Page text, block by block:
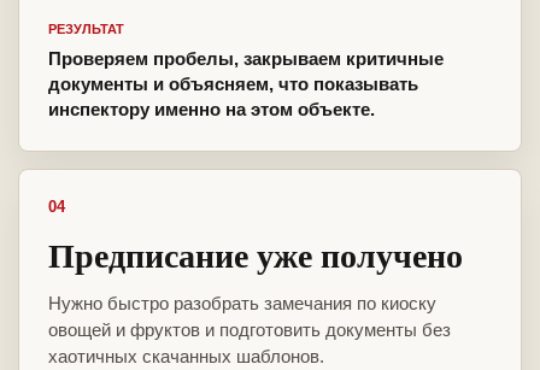
РЕЗУЛЬТАТ
Проверяем пробелы, закрываем критичные
документы и объясняем, что показывать
инспектору именно на этом объекте.
04
Предписание уже получено
Нужно быстро разобрать замечания по киоску
овощей и фруктов и подготовить документы без
хаотичных скачанных шаблонов.